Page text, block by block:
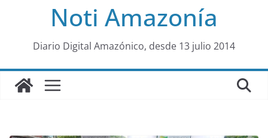
al
Noti Amazonía
Diario Digital Amazónico, desde 13 julio 2014